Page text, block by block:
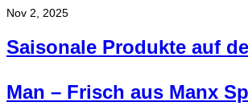
Nov 2, 2025
Saisonale Produkte auf
Man – Frisch aus Manx